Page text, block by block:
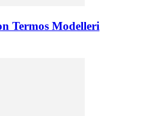
Termos Modelleri